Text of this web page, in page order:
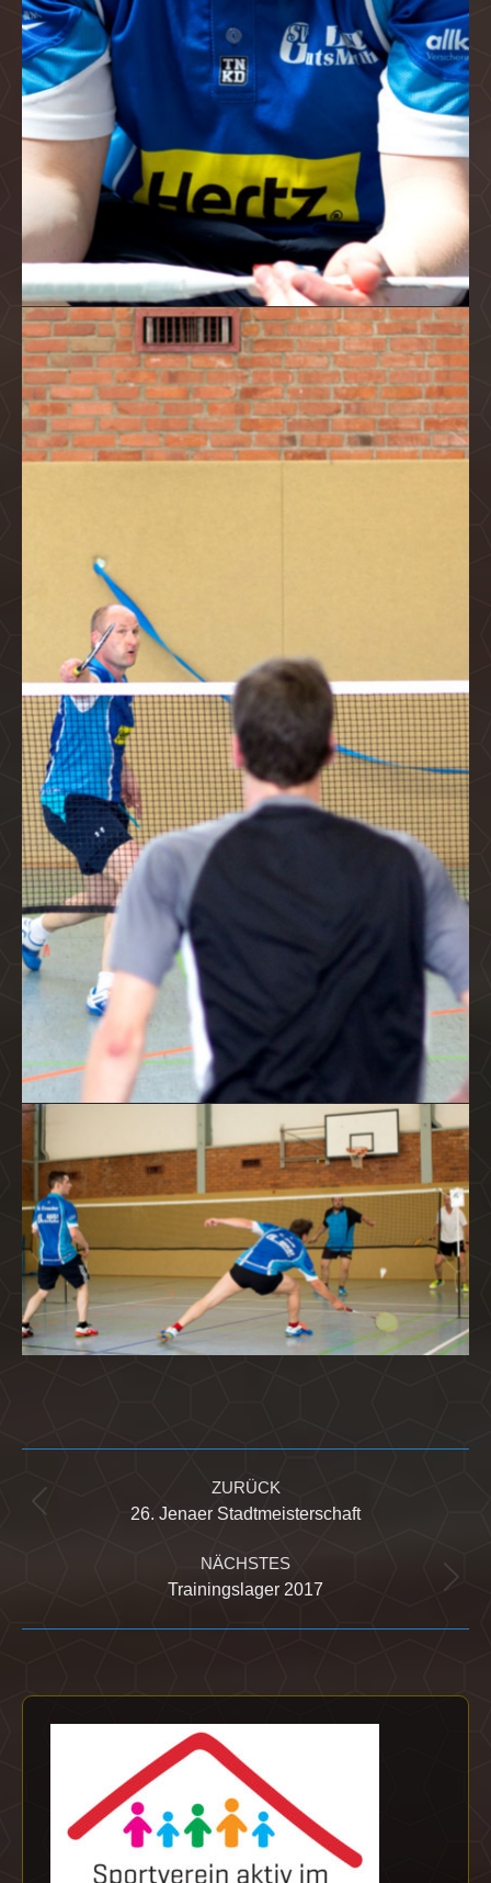
ZURÜCK
Vorheriger
26. Jenaer Stadtmeisterschaft
NÄCHSTES
Nächster
Trainingslager 2017